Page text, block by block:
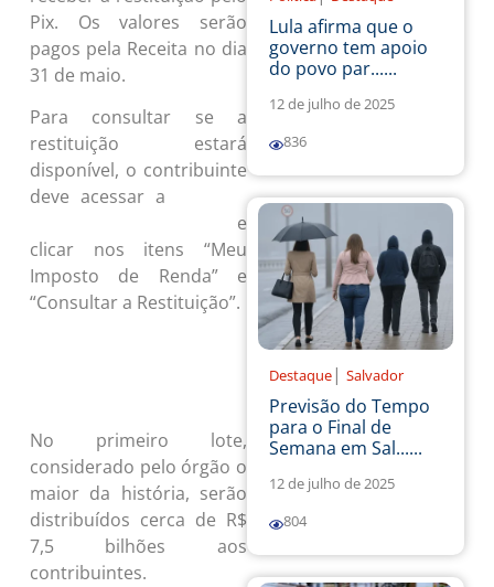
Pix. Os valores serão
pagos pela Receita no dia
31 de maio.
Para consultar se a
restituição estará
disponível, o contribuinte
deve acessar a
e
clicar nos itens “Meu
Imposto de Renda” e
“Consultar a Restituição”.
No primeiro lote,
considerado pelo órgão o
maior da história, serão
distribuídos cerca de R$
7,5 bilhões aos
contribuintes.
Lula afirma que o
governo tem apoio
do povo par......
12 de julho de 2025
836
Destaque | Salvador
Previsão do Tempo
para o Final de
Semana em Sal......
12 de julho de 2025
804